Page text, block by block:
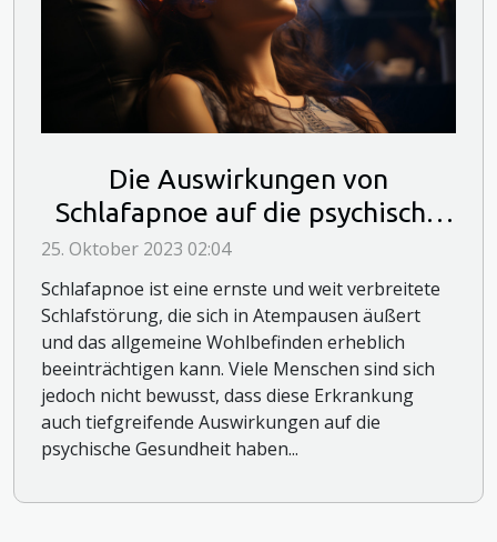
Die Auswirkungen von
Schlafapnoe auf die psychische
Gesundheit
25. Oktober 2023 02:04
Schlafapnoe ist eine ernste und weit verbreitete
Schlafstörung, die sich in Atempausen äußert
und das allgemeine Wohlbefinden erheblich
beeinträchtigen kann. Viele Menschen sind sich
jedoch nicht bewusst, dass diese Erkrankung
auch tiefgreifende Auswirkungen auf die
psychische Gesundheit haben...